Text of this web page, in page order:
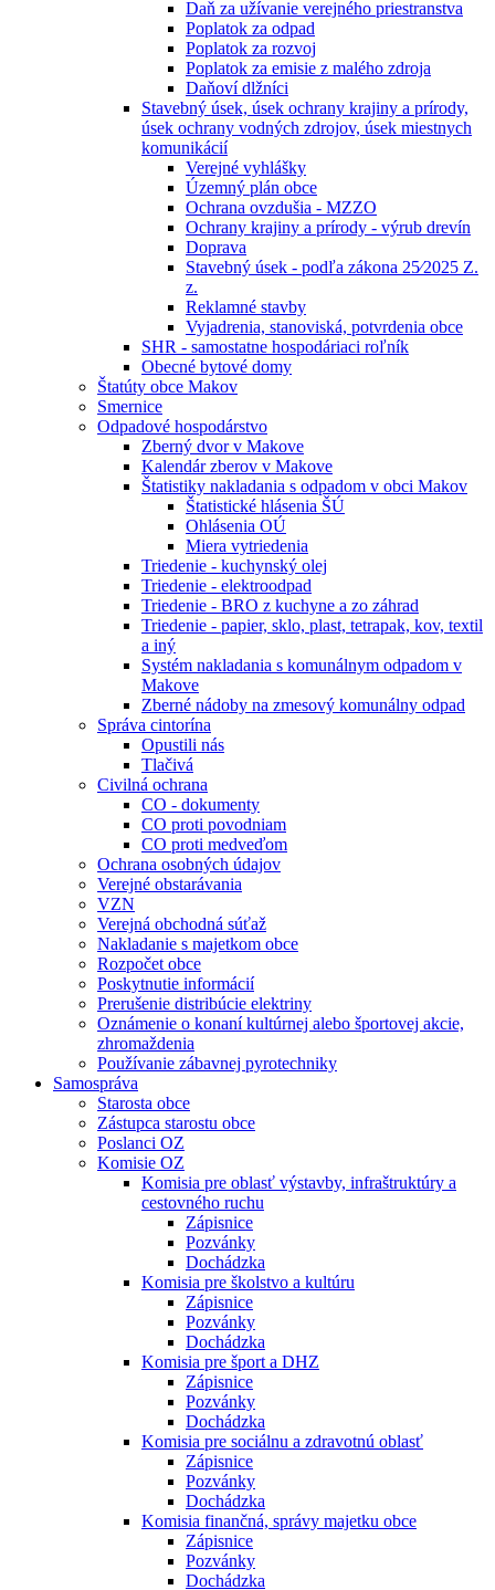
Daň za užívanie verejného priestranstva
Poplatok za odpad
Poplatok za rozvoj
Poplatok za emisie z malého zdroja
Daňoví dlžníci
Stavebný úsek, úsek ochrany krajiny a prírody,
úsek ochrany vodných zdrojov, úsek miestnych
komunikácií
Verejné vyhlášky
Územný plán obce
Ochrana ovzdušia - MZZO
Ochrany krajiny a prírody - výrub drevín
Doprava
Stavebný úsek - podľa zákona 25⁄2025 Z.
z.
Reklamné stavby
Vyjadrenia, stanoviská, potvrdenia obce
SHR - samostatne hospodáriaci roľník
Obecné bytové domy
Štatúty obce Makov
Smernice
Odpadové hospodárstvo
Zberný dvor v Makove
Kalendár zberov v Makove
Štatistiky nakladania s odpadom v obci Makov
Štatistické hlásenia ŠÚ
Ohlásenia OÚ
Miera vytriedenia
Triedenie - kuchynský olej
Triedenie - elektroodpad
Triedenie - BRO z kuchyne a zo záhrad
Triedenie - papier, sklo, plast, tetrapak, kov, textil
a iný
Systém nakladania s komunálnym odpadom v
Makove
Zberné nádoby na zmesový komunálny odpad
Správa cintorína
Opustili nás
Tlačivá
Civilná ochrana
CO - dokumenty
CO proti povodniam
CO proti medveďom
Ochrana osobných údajov
Verejné obstarávania
VZN
Verejná obchodná súťaž
Nakladanie s majetkom obce
Rozpočet obce
Poskytnutie informácií
Prerušenie distribúcie elektriny
Oznámenie o konaní kultúrnej alebo športovej akcie,
zhromaždenia
Používanie zábavnej pyrotechniky
Samospráva
Starosta obce
Zástupca starostu obce
Poslanci OZ
Komisie OZ
Komisia pre oblasť výstavby, infraštruktúry a
cestovného ruchu
Zápisnice
Pozvánky
Dochádzka
Komisia pre školstvo a kultúru
Zápisnice
Pozvánky
Dochádzka
Komisia pre šport a DHZ
Zápisnice
Pozvánky
Dochádzka
Komisia pre sociálnu a zdravotnú oblasť
Zápisnice
Pozvánky
Dochádzka
Komisia finančná, správy majetku obce
Zápisnice
Pozvánky
Dochádzka